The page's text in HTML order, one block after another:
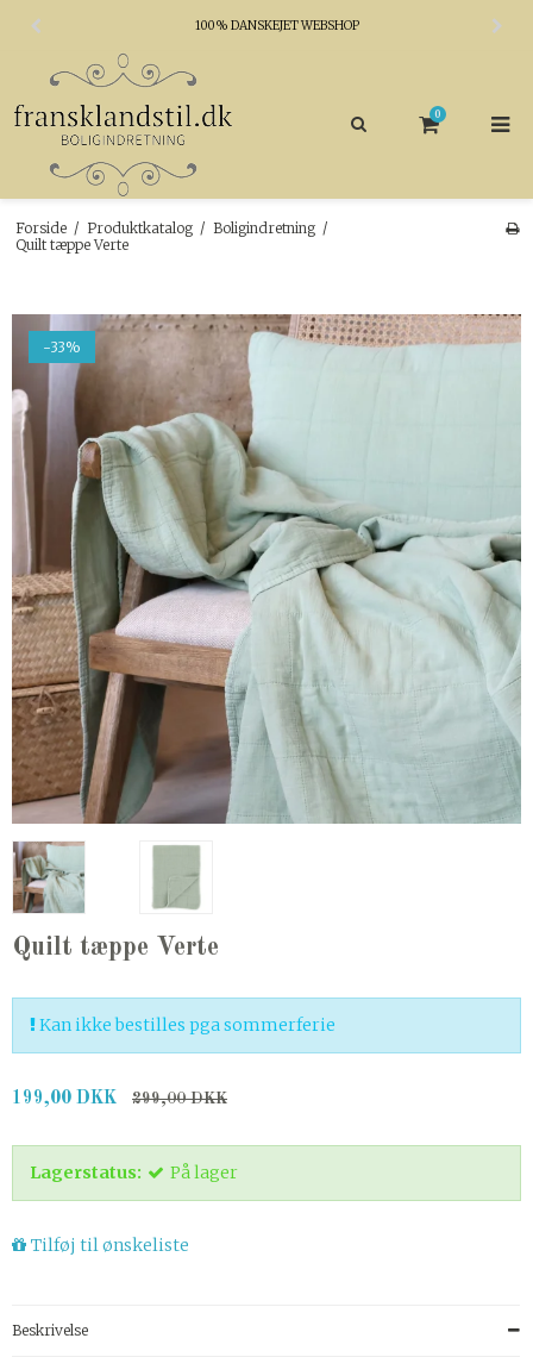
100% DANSKEJET WEBSHOP
0
Forside / Produktkatalog / Boligindretning /
Quilt tæppe Verte
-33%
Quilt tæppe Verte
Kan ikke bestilles pga sommerferie
199,00 DKK 299,00 DKK
Lagerstatus: På lager
Tilføj til ønskeliste
Beskrivelse